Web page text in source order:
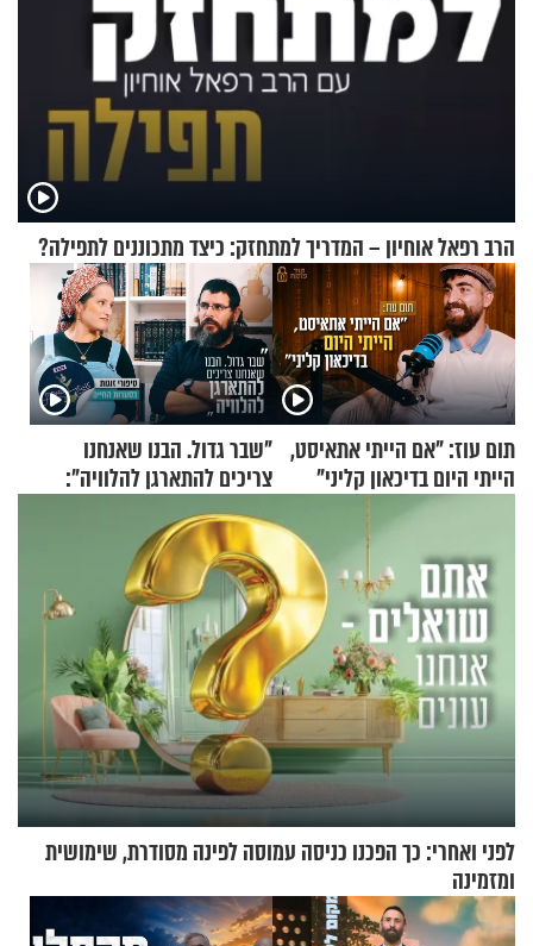
הרב רפאל אוחיון – המדריך למתחזק: כיצד מתכוננים לתפילה?
תום עוז: "אם הייתי אתאיסט,
הייתי היום בדיכאון קליני"
"שבר גדול. הבנו שאנחנו
צריכים להתארגן להלוויה":
זוגיות במבחן, הפעם עם מרים
וגד דנינו
לפני ואחרי: כך הפכנו כניסה עמוסה לפינה מסודרת, שימושית
ומזמינה